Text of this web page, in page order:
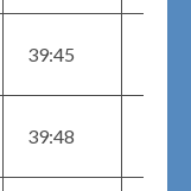
39:45
39:48